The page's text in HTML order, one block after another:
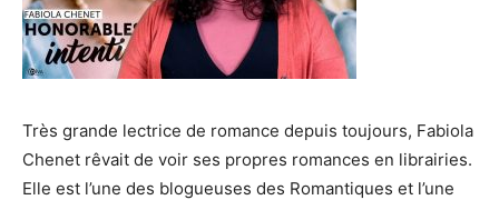
Très grande lectrice de romance depuis toujours, Fabiola
Chenet rêvait de voir ses propres romances en librairies.
Elle est l’une des blogueuses des Romantiques et l’une